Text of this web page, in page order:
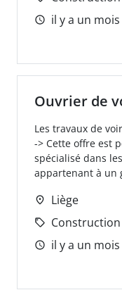
il y a un mois
Ouvrier de
Les travaux de
-> Cette offre est
spécialisé dans
appartenant à un
Liège
Construction
il y a un mois